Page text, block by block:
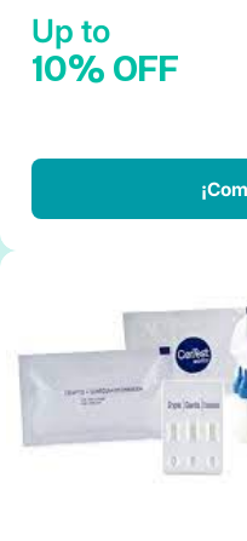
Up to
10% OFF